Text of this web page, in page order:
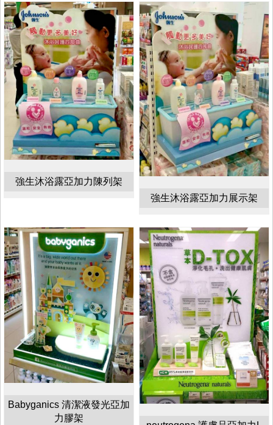
強生沐浴露亞加力陳列架
強生沐浴露亞加力展示架
Babyganics 清潔液發光亞加
力膠架